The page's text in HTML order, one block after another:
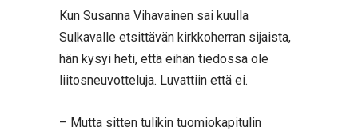
Kun Susanna Vihavainen sai kuulla
Sulkavalle etsittävän kirkkoherran sijaista,
hän kysyi heti, että eihän tiedossa ole
liitosneuvotteluja. Luvattiin että ei.
– Mutta sitten tulikin tuomiokapitulin